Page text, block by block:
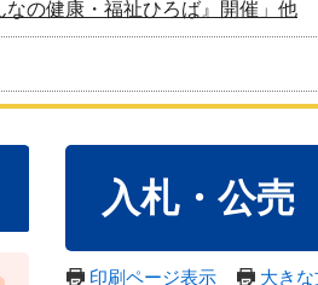
の健康・福祉ひろば』開催」他
入札・公売
印刷ページ表示 大き